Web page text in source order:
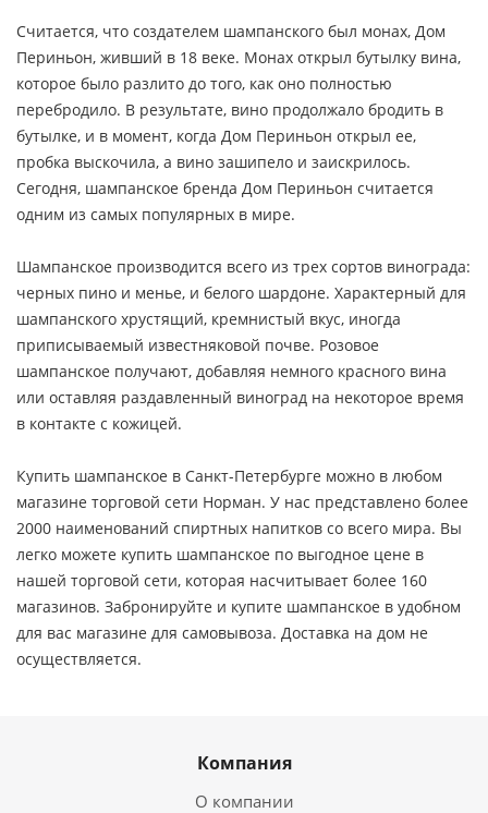
Считается, что создателем шампанского был монах, Дом
Периньон, живший в 18 веке. Монах открыл бутылку вина,
которое было разлито до того, как оно полностью
перебродило. В результате, вино продолжало бродить в
бутылке, и в момент, когда Дом Периньон открыл ее,
пробка выскочила, а вино зашипело и заискрилось.
Сегодня, шампанское бренда Дом Периньон считается
одним из самых популярных в мире.
Шампанское производится всего из трех сортов винограда:
черных пино и менье, и белого шардоне. Характерный для
шампанского хрустящий, кремнистый вкус, иногда
приписываемый известняковой почве. Розовое
шампанское получают, добавляя немного красного вина
или оставляя раздавленный виноград на некоторое время
в контакте с кожицей.
Купить шампанское в Санкт-Петербурге можно в любом
магазине торговой сети Норман. У нас представлено более
2000 наименований спиртных напитков со всего мира. Вы
легко можете купить шампанское по выгодное цене в
нашей торговой сети, которая насчитывает более 160
магазинов. Забронируйте и купите шампанское в удобном
для вас магазине для самовывоза. Доставка на дом не
осуществляется.
Компания
О компании